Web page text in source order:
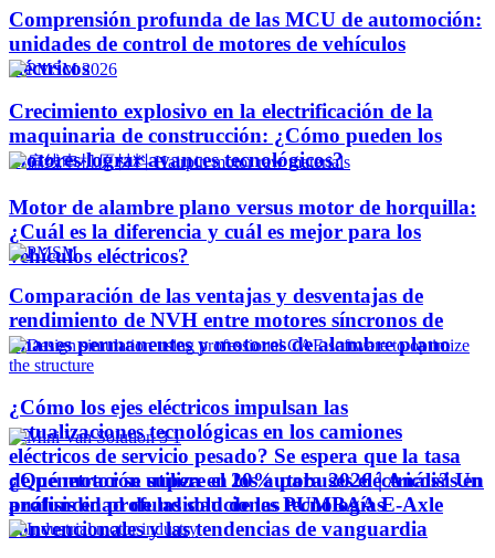
Comprensión profunda de las MCU de automoción:
unidades de control de motores de vehículos
eléctricos
Crecimiento explosivo en la electrificación de la
maquinaria de construcción: ¿Cómo pueden los
motores lograr avances tecnológicos?
Motor de alambre plano versus motor de horquilla:
¿Cuál es la diferencia y cuál es mejor para los
vehículos eléctricos?
Comparación de las ventajas y desventajas de
rendimiento de NVH entre motores síncronos de
imanes permanentes y motores de alambre plano
¿Cómo los ejes eléctricos impulsan las
actualizaciones tecnológicas en los camiones
eléctricos de servicio pesado? Se espera que la tasa
de penetración supere el 20% para 2026 | Análisis en
profundidad de las soluciones PUMBAA E-Axle
¿Qué motor se utiliza en los autobuses eléctricos? Un
análisis en profundidad de las tecnologías
convencionales y las tendencias de vanguardia